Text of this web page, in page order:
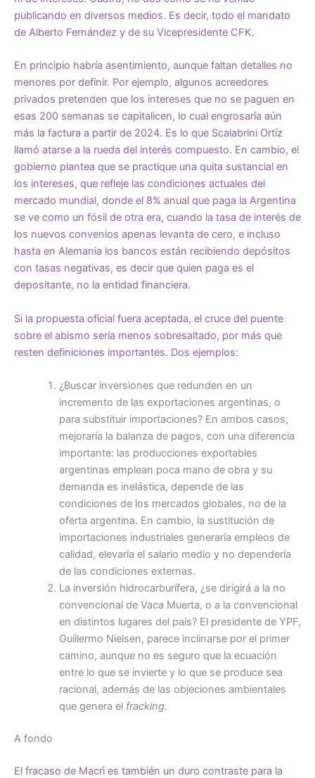
publicando en diversos medios. Es decir, todo el mandato
de Alberto Fernández y de su Vicepresidente CFK.
En principio habría asentimiento, aunque faltan detalles no
menores por definir. Por ejemplo, algunos acreedores
privados pretenden que los intereses que no se paguen en
esas 200 semanas se capitalicen, lo cual engrosaría aún
más la factura a partir de 2024. Es lo que Scalabrini Ortíz
llamó atarse a la rueda del interés compuesto. En cambio, el
gobierno plantea que se practique una quita sustancial en
los intereses, que refleje las condiciones actuales del
mercado mundial, donde el 8% anual que paga la Argentina
se ve como un fósil de otra era, cuando la tasa de interés de
los nuevos convenios apenas levanta de cero, e incluso
hasta en Alemania los bancos están recibiendo depósitos
con tasas negativas, es decir que quien paga es el
depositante, no la entidad financiera.
Si la propuesta oficial fuera aceptada, el cruce del puente
sobre el abismo sería menos sobresaltado, por más que
resten definiciones importantes. Dos ejemplos:
¿Buscar inversiones que redunden en un
incremento de las exportaciones argentinas, o
para substituir importaciones? En ambos casos,
mejoraría la balanza de pagos, con una diferencia
importante: las producciones exportables
argentinas emplean poca mano de obra y su
demanda es inelástica, depende de las
condiciones de los mercados globales, no de la
oferta argentina. En cambio, la sustitución de
importaciones industriales generaría empleos de
calidad, elevaría el salario medio y no dependería
de las condiciones externas.
La inversión hidrocarburífera, ¿se dirigirá a la no
convencional de Vaca Muerta, o a la convencional
en distintos lugares del país? El presidente de YPF,
Guillermo Nielsen, parece inclinarse por el primer
camino, aunque no es seguro que la ecuación
entre lo que se invierte y lo que se produce sea
racional, además de las objeciones ambientales
que genera el fracking.
A fondo
El fracaso de Macrì es también un duro contraste para la